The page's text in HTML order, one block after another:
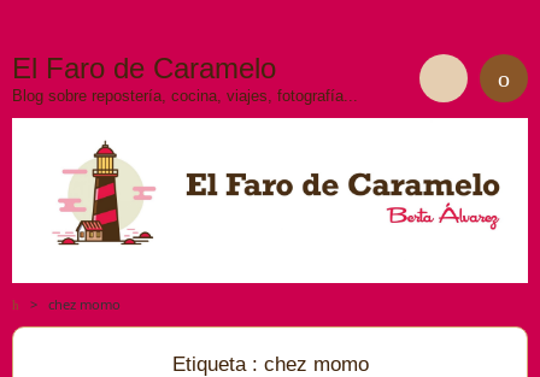
El Faro de Caramelo
Blog sobre repostería, cocina, viajes, fotografía...
> chez momo
Etiqueta : chez momo